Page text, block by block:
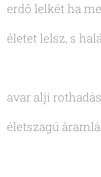
erdő lelkét ha
életet lelsz, s
avar alji
életszagú